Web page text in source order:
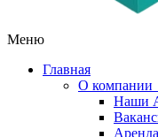
Меню
Главная
О компании
Наши